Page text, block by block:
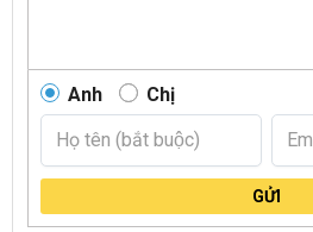
Anh Chị
GỬI